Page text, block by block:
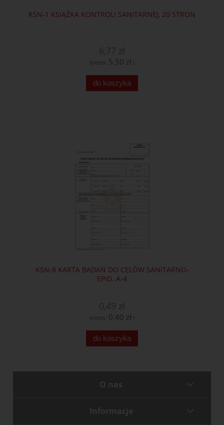
KSN-1 KSIĄŻKA KONTROLI SANITARNEJ, 20 STRON
(netto: 5,50 zł )
do koszyka
KSN-8 KARTA BADAŃ DO CELÓW SANITARNO-
EPID. A-4
(netto: 0,40 zł )
do koszyka